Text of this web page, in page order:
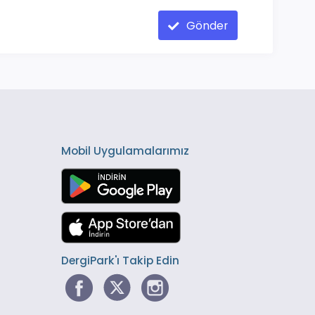
Gönder
Mobil Uygulamalarımız
DergiPark'ı Takip Edin